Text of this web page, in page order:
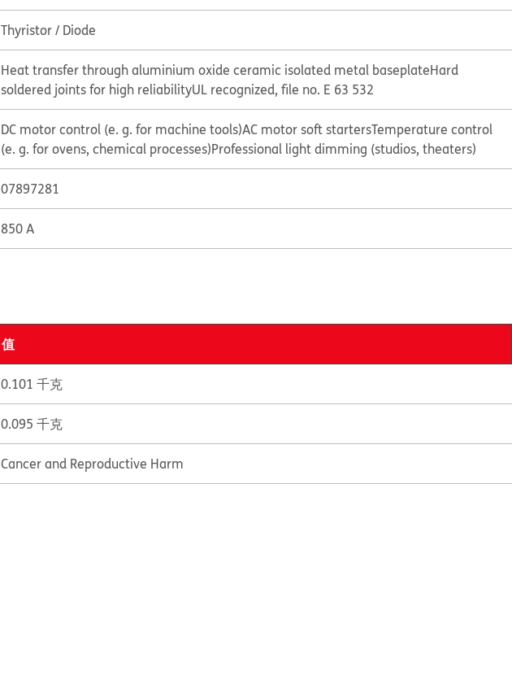
Thyristor / Diode
Heat transfer through aluminium oxide ceramic isolated metal baseplateHard
soldered joints for high reliabilityUL recognized, file no. E 63 532
DC motor control (e. g. for machine tools)AC motor soft startersTemperature control
(e. g. for ovens, chemical processes)Professional light dimming (studios, theaters)
07897281
850 A
值
0.101 千克
0.095 千克
Cancer and Reproductive Harm